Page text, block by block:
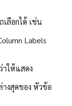
ลือกได้ เช่น
Labels
าให้แสดง
งสุดของ หัวข้อ